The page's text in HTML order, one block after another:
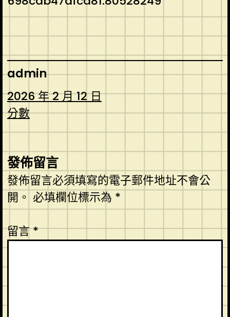
admin
2026 年 2 月 12 日
分數
發佈留言
發佈留言必須填寫的電子郵件地址不會公
開。 必填欄位標示為 *
留言*